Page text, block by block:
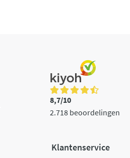
8,7/10
2.718 beoordelingen
Klantenservice